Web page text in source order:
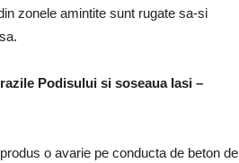
zonele amintite sunt rugate sa-si
Podisului si soseaua Iasi –
o avarie pe conducta de beton de